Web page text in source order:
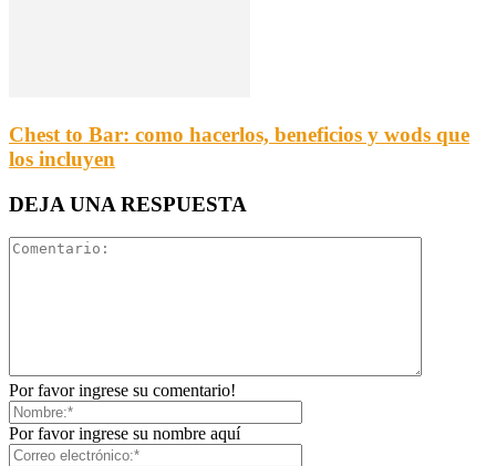
Chest to Bar: como hacerlos, beneficios y wods que
los incluyen
DEJA UNA RESPUESTA
Por favor ingrese su comentario!
Por favor ingrese su nombre aquí